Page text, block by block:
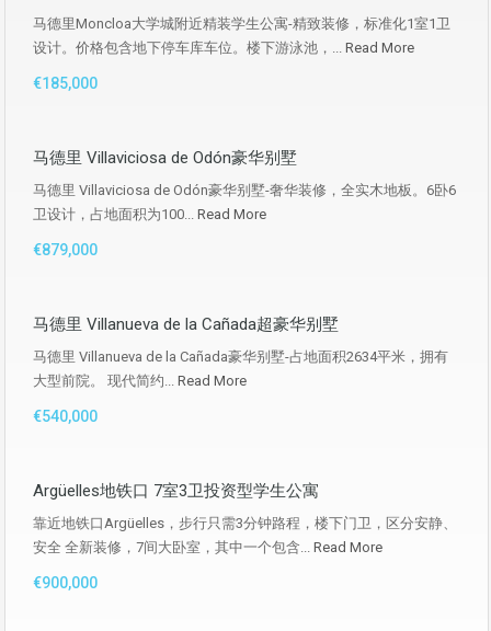
马德里Moncloa大学城附近精装学生公寓-精致装修，标准化1室1卫
设计。价格包含地下停车库车位。楼下游泳池，... Read More
€185,000
马德里 Villaviciosa de Odón豪华别墅
马德里 Villaviciosa de Odón豪华别墅-奢华装修，全实木地板。6卧6
卫设计，占地面积为100... Read More
€879,000
马德里 Villanueva de la Cañada超豪华别墅
马德里 Villanueva de la Cañada豪华别墅-占地面积2634平米，拥有
大型前院。 现代简约... Read More
€540,000
Argüelles地铁口 7室3卫投资型学生公寓
靠近地铁口Argüelles，步行只需3分钟路程，楼下门卫，区分安静、
安全 全新装修，7间大卧室，其中一个包含... Read More
€900,000